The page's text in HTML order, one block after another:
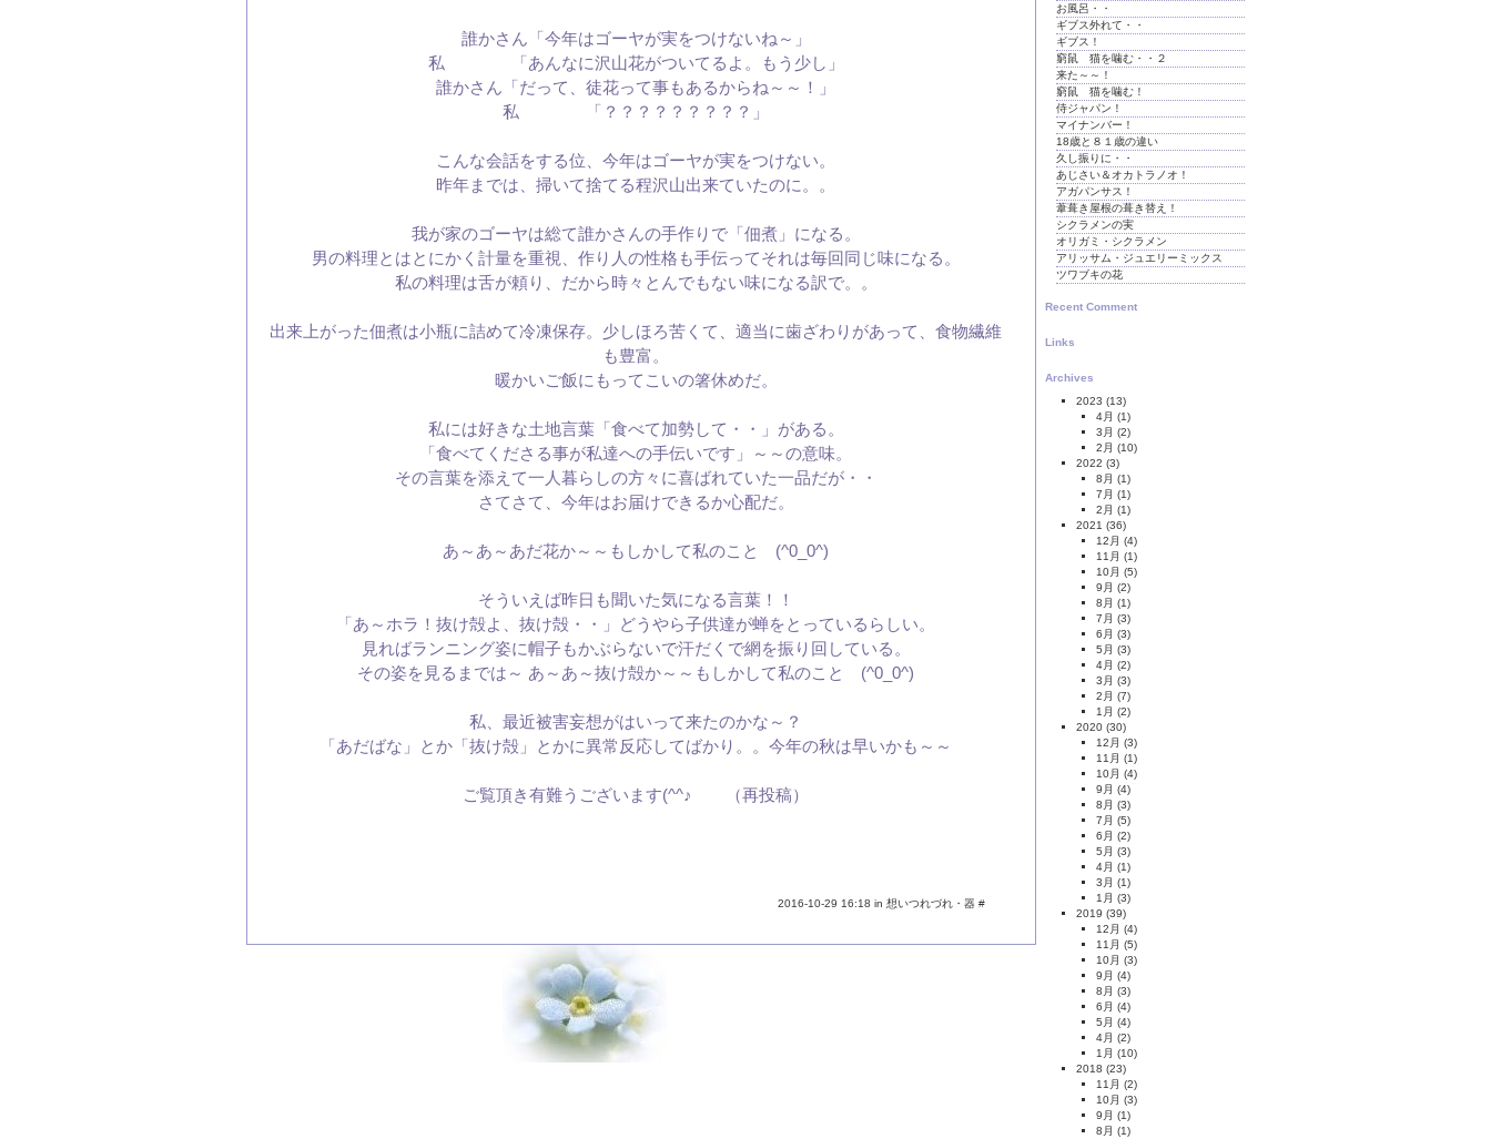
誰かさん「今年はゴーヤが実をつけないね～」
私 「あんなに沢山花がついてるよ。もう少し」
誰かさん「だって、徒花って事もあるからね～～！」
私 「？？？？？？？？？」
こんな会話をする位、今年はゴーヤが実をつけない。
昨年までは、掃いて捨てる程沢山出来ていたのに。。
我が家のゴーヤは総て誰かさんの手作りで「佃煮」になる。
男の料理とはとにかく計量を重視、作り人の性格も手伝ってそれは毎回同じ味になる。
私の料理は舌が頼り、だから時々とんでもない味になる訳で。。
出来上がった佃煮は小瓶に詰めて冷凍保存。少しほろ苦くて、適当に歯ざわりがあって、食物繊維
も豊富。
暖かいご飯にもってこいの箸休めだ。
私には好きな土地言葉「食べて加勢して・・」がある。
「食べてくださる事が私達への手伝いです」～～の意味。
その言葉を添えて一人暮らしの方々に喜ばれていた一品だが・・
さてさて、今年はお届けできるか心配だ。
あ～あ～あだ花か～～もしかして私のこと (^0_0^)
そういえば昨日も聞いた気になる言葉！！
「あ～ホラ！抜け殻よ、抜け殻・・」どうやら子供達が蝉をとっているらしい。
見ればランニング姿に帽子もかぶらないで汗だくで網を振り回している。
その姿を見るまでは～ あ～あ～抜け殻か～～もしかして私のこと (^0_0^)
私、最近被害妄想がはいって来たのかな～？
「あだばな」とか「抜け殻」とかに異常反応してばかり。。今年の秋は早いかも～～
ご覧頂き有難うございます(^^♪ （再投稿）
2016-10-29 16:18 in 想いつれづれ・器 #
お風呂・・
ギブス外れて・・
ギブス！
窮鼠 猫を噛む・・２
来た～～！
窮鼠 猫を噛む！
侍ジャパン！
マイナンバー！
18歳と８１歳の違い
久し振りに・・
あじさい＆オカトラノオ！
アガパンサス！
葦葺き屋根の葺き替え！
シクラメンの実
オリガミ・シクラメン
アリッサム・ジュエリーミックス
ツワブキの花
Recent Comment
Links
Archives
2023 (13)
4月 (1)
3月 (2)
2月 (10)
2022 (3)
8月 (1)
7月 (1)
2月 (1)
2021 (36)
12月 (4)
11月 (1)
10月 (5)
9月 (2)
8月 (1)
7月 (3)
6月 (3)
5月 (3)
4月 (2)
3月 (3)
2月 (7)
1月 (2)
2020 (30)
12月 (3)
11月 (1)
10月 (4)
9月 (4)
8月 (3)
7月 (5)
6月 (2)
5月 (3)
4月 (1)
3月 (1)
1月 (3)
2019 (39)
12月 (4)
11月 (5)
10月 (3)
9月 (4)
8月 (3)
6月 (4)
5月 (4)
4月 (2)
1月 (10)
2018 (23)
11月 (2)
10月 (3)
9月 (1)
8月 (1)